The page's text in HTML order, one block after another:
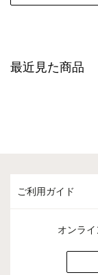
最近見た商品
ご利用ガイド
オンラ